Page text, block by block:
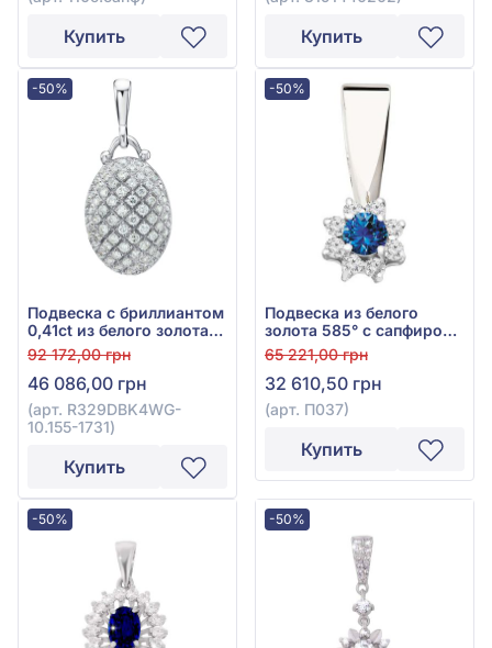
Купить Купить
-50%
Подвеска с бриллиантом
0,41ct из белого золота
585°, арт. R329DBK4WG-
10.155-1731
92 172,00 грн
46 086,00 грн
(арт. R329DBK4WG-
10.155-1731)
Купить
-50%
Подвеска из белого
золота 585° с сапфиром
0,25ct и бриллиантом
0,18ct, арт. П037
65 221,00 грн
32 610,50 грн
(арт. П037)
Купить
-50% -50%